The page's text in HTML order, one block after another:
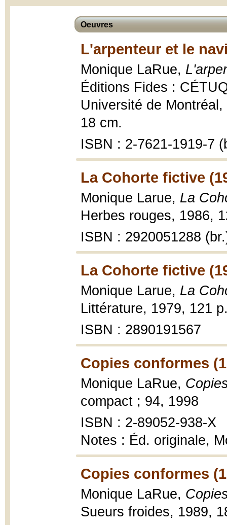
Oeuvres
L'arpenteur et le
Monique LaRue,
Éditions Fides :
Université de
18 cm.
ISBN : 2-7621-1919-7
La Cohorte fictive
Monique Larue, La
Herbes rouges, 1986,
ISBN : 2920051288
La Cohorte fictive
Monique Larue, La
Littérature, 1979, 121
ISBN : 2890191567
Copies conformes
Monique LaRue,
compact ; 94, 1998
ISBN : 2-89052-938-X
Notes : Éd. originale,
Copies conformes
Monique LaRue,
Sueurs froides, 1989,